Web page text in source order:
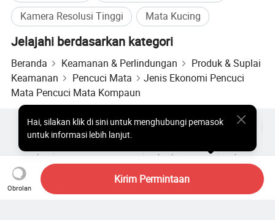
Kamera Resolusi Tinggi
Mata Kucing
Jelajahi berdasarkan kategori
Beranda Keamanan & Perlindungan
Produk & Suplai
Keamanan
Pencuci Mata
Jenis Ekonomi Pencuci
Mata Pencuci Mata Kompaun
Obrolan
Kirim Permintaan
Hai,silakan klik di sini untuk menghubungi pemasok
untuk informasi lebih lanjut.
Produk Populer Harga Produk Panas
Produk Panas Grosir
Pembeli bintang
Amplop
Perjanjian Pengguna Kebijakan Privasi
Hubungi
Copyright © 2026 Focus Technology Co., Ltd. All Rights Reserved